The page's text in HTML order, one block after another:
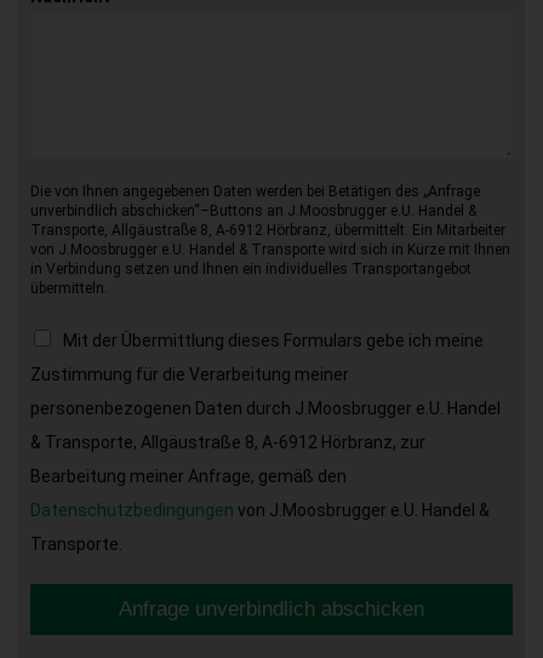
Die von Ihnen angegebenen Daten werden bei Betätigen des „Anfrage
unverbindlich abschicken“–Buttons an J.Moosbrugger e.U. Handel &
Transporte, Allgäustraße 8, A-6912 Hörbranz, übermittelt. Ein Mitarbeiter
von J.Moosbrugger e.U. Handel & Transporte wird sich in Kürze mit Ihnen
in Verbindung setzen und Ihnen ein individuelles Transportangebot
übermitteln.
Mit der Übermittlung dieses Formulars gebe ich meine
Zustimmung für die Verarbeitung meiner
personenbezogenen Daten durch J.Moosbrugger e.U. Handel
& Transporte, Allgäustraße 8, A-6912 Hörbranz, zur
Bearbeitung meiner Anfrage, gemäß den
Datenschutzbedingungen von J.Moosbrugger e.U. Handel &
Transporte.
Anfrage unverbindlich abschicken